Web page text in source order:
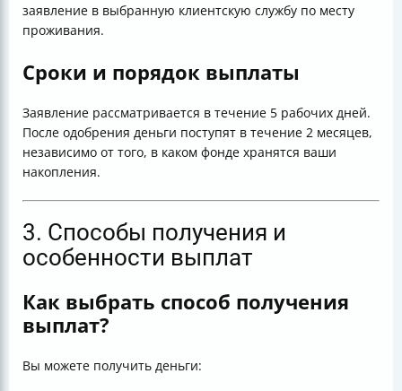
заявление в выбранную клиентскую службу по месту
проживания.
Сроки и порядок выплаты
Заявление рассматривается в течение 5 рабочих дней.
После одобрения деньги поступят в течение 2 месяцев,
независимо от того, в каком фонде хранятся ваши
накопления.
3. Способы получения и
особенности выплат
Как выбрать способ получения
выплат?
Вы можете получить деньги: